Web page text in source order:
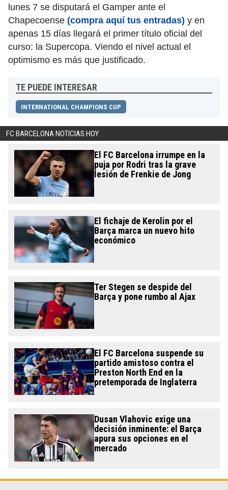
lunes 7 se disputará el Gamper ante el
Chapecoense (compra aquí tus entradas) y en
apenas 15 días llegará el primer título oficial del
curso: la Supercopa. Viendo el nivel actual el
optimismo es más que justificado.
TE PUEDE INTERESAR
INTERNATIONAL CHAMPIONS CUP
FC BARCELONA NOTICIAS HOY
El FC Barcelona irrumpe en la
puja por Rodri tras la grave
lesión de Frenkie de Jong
El fichaje de Kerolin por el
Barça marca un nuevo hito
económico
Ter Stegen se despide del
Barça y pone rumbo al Ajax
El FC Barcelona suspende su
partido amistoso contra el
Preston North End en la
pretemporada de Inglaterra
Dusan Vlahovic exige una
decisión inminente: el Barça
apura sus opciones en el
mercado